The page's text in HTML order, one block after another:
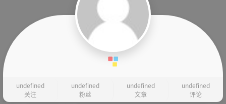
undefined
关注
undefined
粉丝
undefined
文章
undefined
评论